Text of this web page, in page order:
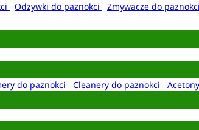
Odżywki do paznokci Zmywacze do paznokci
do paznokci Cleanery do paznokci